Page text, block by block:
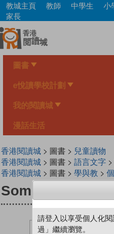
Skip
main
content
教城主頁 教師 中學生
小
家長
圖書
e悅讀學校計劃
我的閱讀城
漫話生活
香港閱讀城> 圖書 > 兒童讀物
香港閱讀城> 圖書 > 語言文字>
香港閱讀城> 圖書 > 學與教 >
Sometimes
請登入以享受個人化
過」繼續瀏覽。